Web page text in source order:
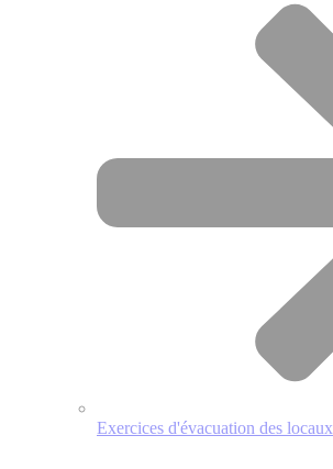
Exercices d'évacuation des locaux